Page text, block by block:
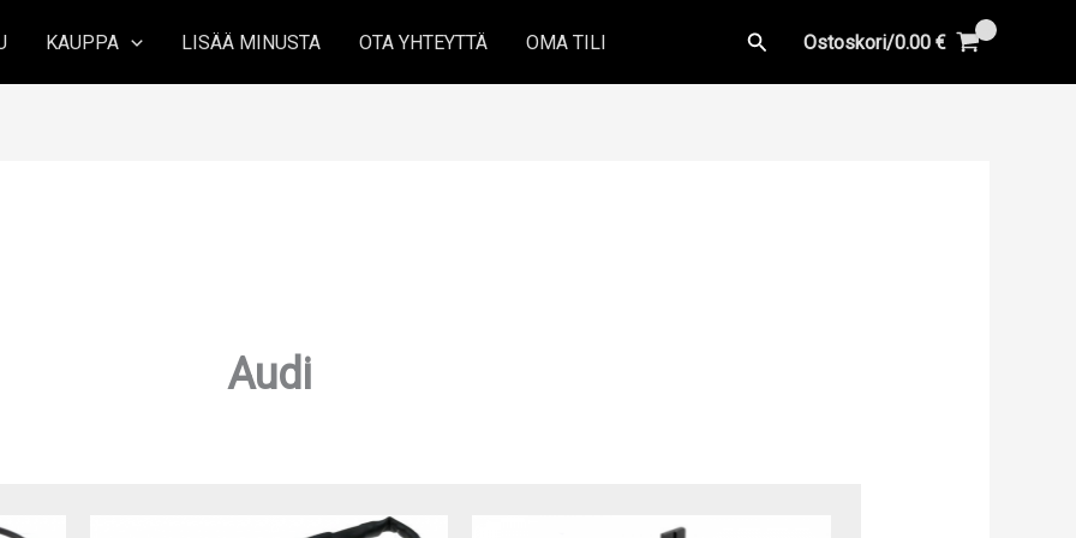
KAUPPA LISÄÄ MINUSTA OTA YHTEYTTÄ OMA TILI Hae Ostoskori/0.00 €
Audi